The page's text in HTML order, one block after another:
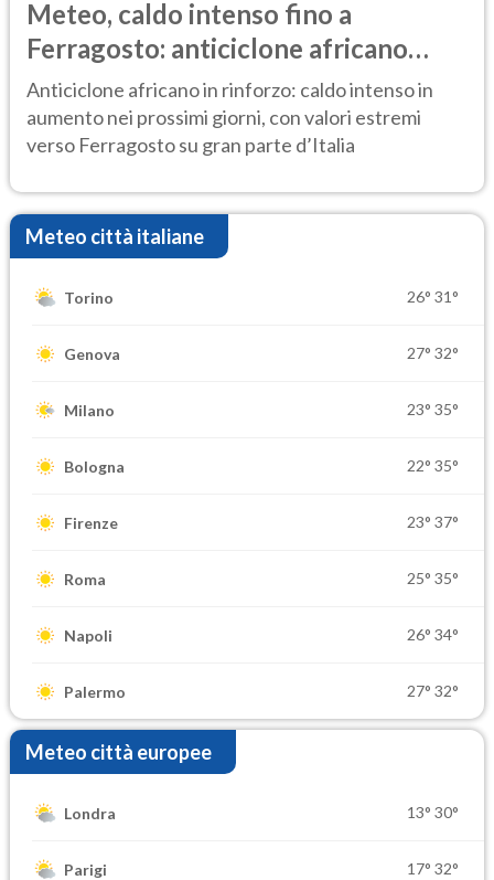
Meteo, caldo intenso fino a
Ferragosto: anticiclone africano
ancora protagonista
Anticiclone africano in rinforzo: caldo intenso in
aumento nei prossimi giorni, con valori estremi
verso Ferragosto su gran parte d’Italia
Meteo città italiane
Torino 26° 31°
Genova 27° 32°
Milano 23° 35°
Bologna 22° 35°
Firenze 23° 37°
Roma 25° 35°
Napoli 26° 34°
Palermo 27° 32°
Meteo città europee
Londra 13° 30°
Parigi 17° 32°